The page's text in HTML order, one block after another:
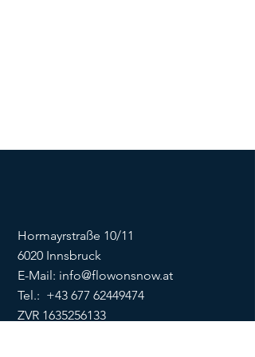
Hormayrstraße 10/11
6020 Innsbruck
E-Mail: info@flowonsnow.at
Tel.: +43 677 62449474
ZVR 1635256133